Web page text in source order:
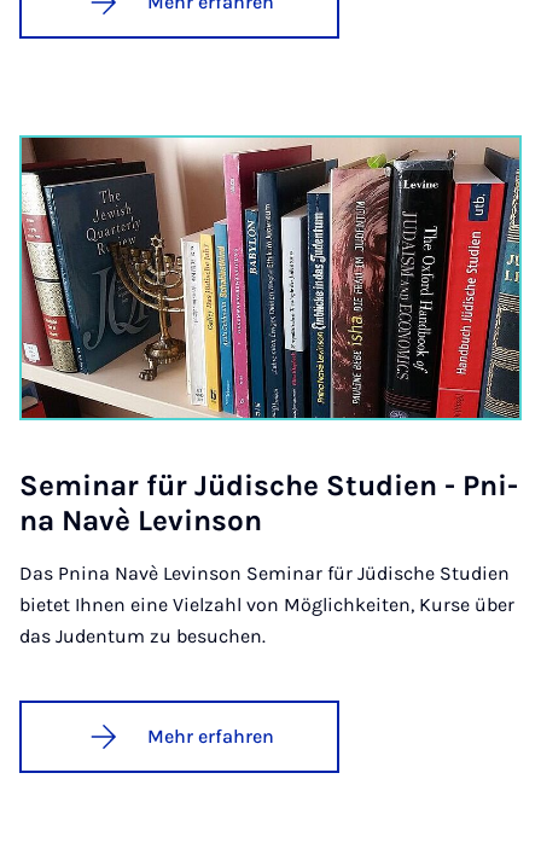
Se­mi­nar für Jü­di­sche Stu­di­en - Pni­
na Na­vè Le­vin­son
Das Pnina Navè Levinson Seminar für Jüdische Studien
bietet Ihnen eine Vielzahl von Möglichkeiten, Kurse über
das Judentum zu besuchen.
Mehr erfahren